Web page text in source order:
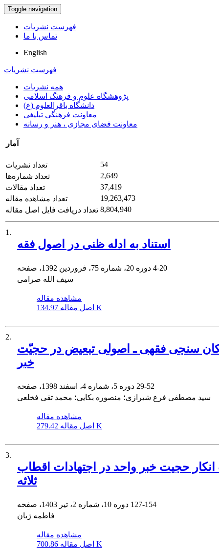
Toggle navigation
فهرست نشریات
تماس با ما
English
فهرست نشریات
همه نشریات
پژوهشگاه علوم و فرهنگ اسلامی
دانشگاه باقرالعلوم (ع)
معاونت فرهنگی تبلیغی
معاونت فضای مجازی ، هنر و رسانه
آمار
تعداد نشریات
54
تعداد شماره‌ها
2,649
تعداد مقالات
37,419
تعداد مشاهده مقاله
19,263,473
تعداد دریافت فایل اصل مقاله 8,804,940
1.
استناد به ادله ظنى در اصول فقه
4-20
سیف الله صرامی
مشاهده مقاله
اصل مقاله 134.97 K
2.
سنجی فقهی ـ اصولی تبعیض در حجیّت
خبر
29-52
سید مصطفی فرع شیرازی؛ منصوره بکایی؛ محمد تقی فخلعی
مشاهده مقاله
اصل مقاله 279.42 K
3.
انکار حجیت خبر واحد در اجتهادات اقطاب
ثلاثه
127-154
فاطمه ژیان
مشاهده مقاله
اصل مقاله 700.86 K